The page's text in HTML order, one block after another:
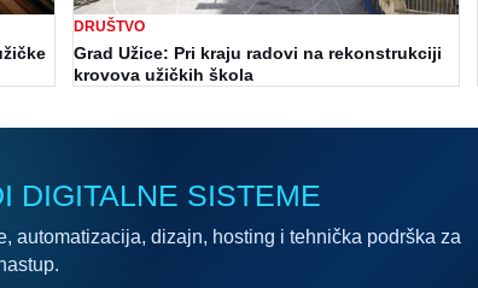
DRUŠTVO
Grad Užice: Pri kraju radovi na rekonstrukciji
krovova užičkih škola
DIGITALNE SISTEME
automatizacija, dizajn, hosting i tehnička podrška za